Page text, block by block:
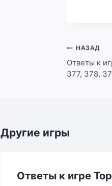
по
записям
НАЗАД
Ответы к
377, 378,
Другие игры
Ответы к игре